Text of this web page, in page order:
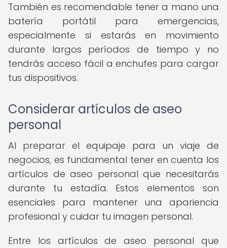
También es recomendable tener a mano una
batería portátil para emergencias,
especialmente si estarás en movimiento
durante largos períodos de tiempo y no
tendrás acceso fácil a enchufes para cargar
tus dispositivos.
Considerar artículos de aseo
personal
Al preparar el equipaje para un viaje de
negocios, es fundamental tener en cuenta los
artículos de aseo personal que necesitarás
durante tu estadía. Estos elementos son
esenciales para mantener una apariencia
profesional y cuidar tu imagen personal.
Entre los artículos de aseo personal que